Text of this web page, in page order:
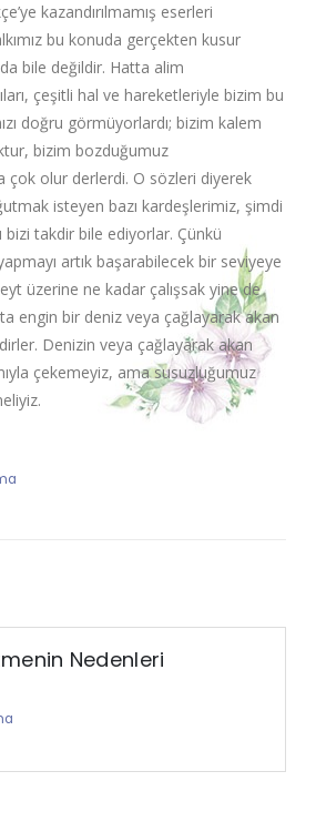
kazandırılmamış eserleri
bu konuda gerçekten kusur
bile değildir. Hatta alim
çeşitli hal ve hareketleriyle bizim bu
doğru görmüyorlardı; bizim kalem
bizim bozduğumuz
çok olur derlerdi. O sözleri diyerek
isteyen bazı kardeşlerimiz, şimdi
bizi takdir bile ediyorlar. Çünkü
artık başarabilecek bir seviyeye
üzerine ne kadar çalışsak yine de
engin bir deniz veya çağlayarak akan
Denizin veya çağlayarak akan
çekemeyiz, ama susuzluğumuz
Nedenleri